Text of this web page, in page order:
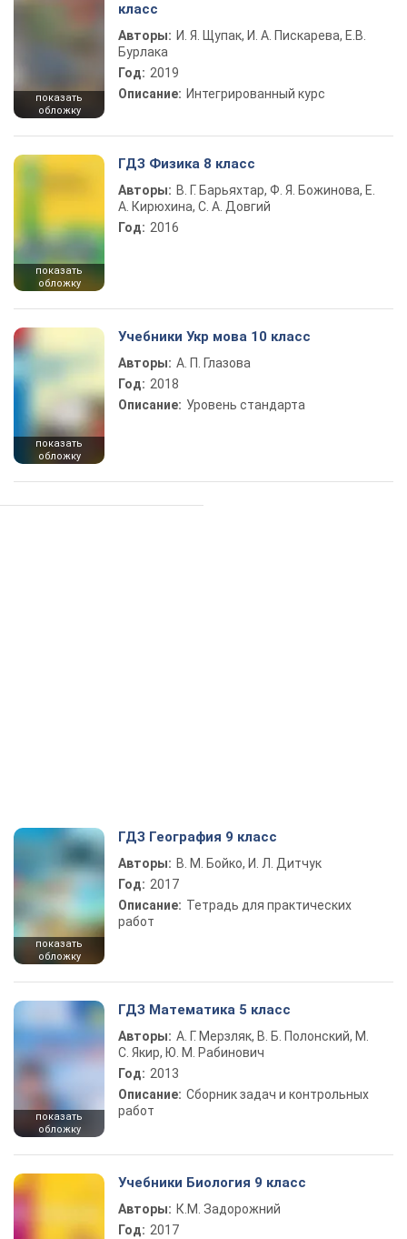
показать
обложку
класс
Авторы: И. Я. Щупак, И. А. Пискарева, Е.В.
Бурлака
Год: 2019
Описание: Интегрированный курс
показать
обложку
ГДЗ Физика 8 класс
Авторы: В. Г. Барьяхтар, Ф. Я. Божинова, Е.
А. Кирюхина, С. А. Довгий
Год: 2016
показать
обложку
Учебники Укр мова 10 класс
Авторы: А. П. Глазова
Год: 2018
Описание: Уровень стандарта
показать
обложку
ГДЗ География 9 класс
Авторы: В. М. Бойко, И. Л. Дитчук
Год: 2017
Описание: Тетрадь для практических
работ
показать
обложку
ГДЗ Математика 5 класс
Авторы: А. Г. Мерзляк, В. Б. Полонский, М.
С. Якир, Ю. М. Рабинович
Год: 2013
Описание: Сборник задач и контрольных
работ
Учебники Биология 9 класс
Авторы: К.М. Задорожний
Год: 2017